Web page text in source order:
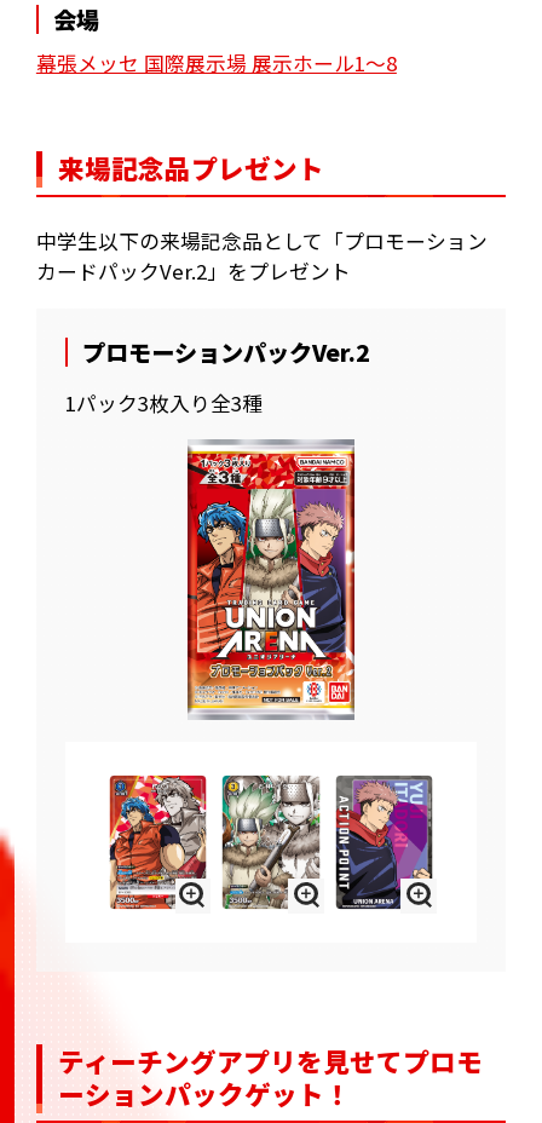
会場
幕張メッセ 国際展示場 展示ホール1～8
来場記念品プレゼント
中学生以下の来場記念品として「プロモーション
カードパックVer.2」をプレゼント
プロモーションパックVer.2
1パック3枚入り全3種
ティーチングアプリを見せてプロモ
ーションパックゲット！